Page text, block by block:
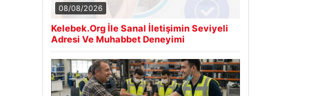
08/08/2026
Kelebek.Org İle Sanal İletişimin Seviyeli
Adresi Ve Muhabbet Deneyimi